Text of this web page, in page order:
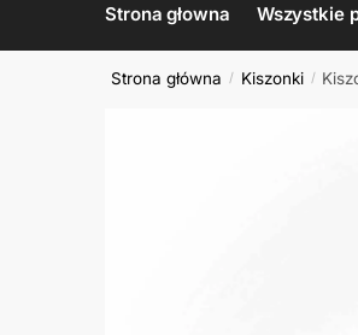
Strona głowna Wszystkie
Strona główna / Kiszonki /